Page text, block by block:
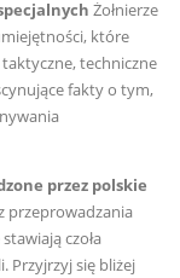
Żołnierze
które
techniczne
fakty o tym,
przez polskie
przeprowadzania
czoła
Przyjrzyj się bliżej